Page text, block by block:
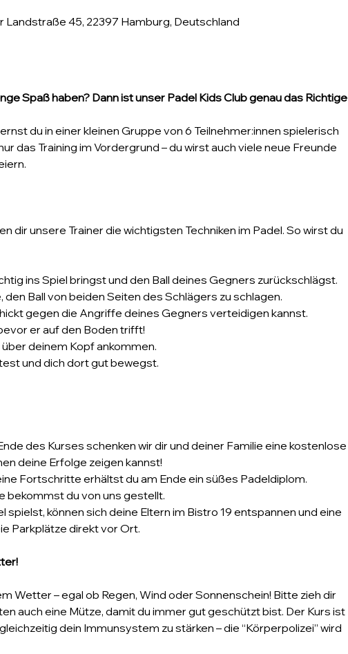
45, 22397 Hamburg, Deutschland
Spaß haben? Dann ist unser Padel Kids Club genau das Richtige
du in einer kleinen Gruppe von 6 Teilnehmer:innen spielerisch
das Training im Vordergrund – du wirst auch viele neue Freunde
dir unsere Trainer die wichtigsten Techniken im Padel. So wirst du
ins Spiel bringst und den Ball deines Gegners zurückschlägst.
den Ball von beiden Seiten des Schlägers zu schlagen.
gegen die Angriffe deines Gegners verteidigen kannst.
er auf den Boden trifft!
über deinem Kopf ankommen.
und dich dort gut bewegst.
des Kurses schenken wir dir und deiner Familie eine kostenlose
deine Erfolge zeigen kannst!
Fortschritte erhältst du am Ende ein süßes Padeldiplom.
bekommst du von uns gestellt.
spielst, können sich deine Eltern im Bistro 19 entspannen und eine
Parkplätze direkt vor Ort.
Wetter – egal ob Regen, Wind oder Sonnenschein! Bitte zieh dir
auch eine Mütze, damit du immer gut geschützt bist. Der Kurs ist
dein Immunsystem zu stärken – die “Körperpolizei” wird